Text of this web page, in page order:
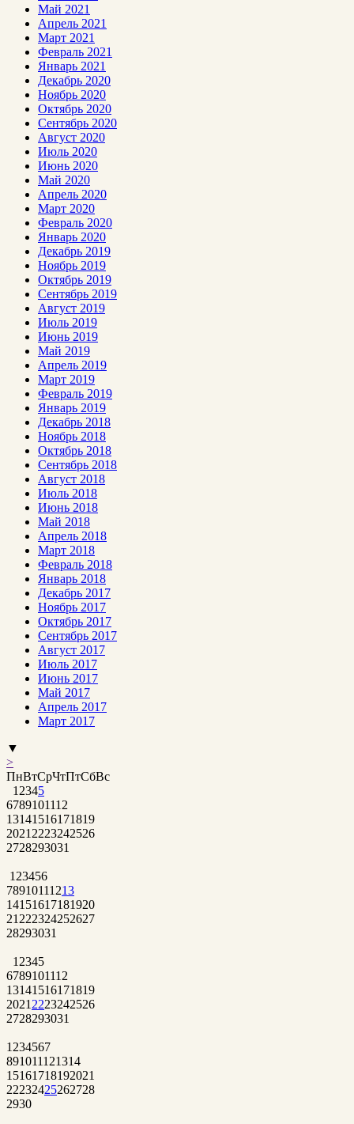
Май 2021
Апрель 2021
Март 2021
Февраль 2021
Январь 2021
Декабрь 2020
Ноябрь 2020
Октябрь 2020
Сентябрь 2020
Август 2020
Июль 2020
Июнь 2020
Май 2020
Апрель 2020
Март 2020
Февраль 2020
Январь 2020
Декабрь 2019
Ноябрь 2019
Октябрь 2019
Сентябрь 2019
Август 2019
Июль 2019
Июнь 2019
Май 2019
Апрель 2019
Март 2019
Февраль 2019
Январь 2019
Декабрь 2018
Ноябрь 2018
Октябрь 2018
Сентябрь 2018
Август 2018
Июль 2018
Июнь 2018
Май 2018
Апрель 2018
Март 2018
Февраль 2018
Январь 2018
Декабрь 2017
Ноябрь 2017
Октябрь 2017
Сентябрь 2017
Август 2017
Июль 2017
Июнь 2017
Май 2017
Апрель 2017
Март 2017
▼
>
ПнВтСрЧтПтСбВс
1 2345
6789101112
13141516171819
2021 2223242526
2728293031
1 23456
78910111213
14151617181920
21 222324252627
28293031
1 2345
6789101112
13141516171819
2021 2223242526
2728293031
1 234567
891011121314
15161718192021
22232425262728
2930